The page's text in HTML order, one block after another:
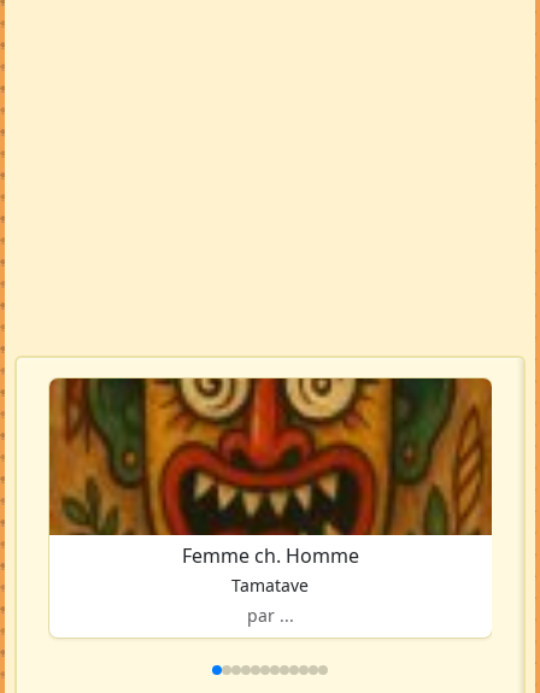
Femme ch. Homme
Tamatave
par ...